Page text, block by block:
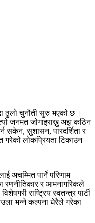
ठुलो चुनौती सुरु भएको छ ।
जनमत जोगाइराख्नु अझ कठिन
सकेन, सुशासन, पारदर्शिता र
गरेको लोकप्रियता टिकाउन
अचम्मित पार्ने परिणाम
रणनीतिकार र आमनागरिकले
राष्ट्रिय स्वतन्त्र पार्टी
भन्ने कल्पना धेरैले गरेका